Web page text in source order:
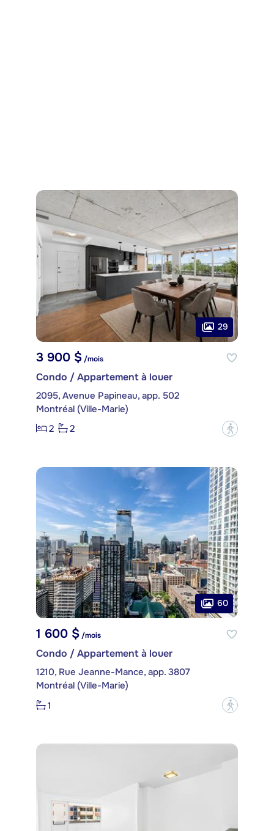
29
3 900 $ /mois
Condo / Appartement à louer
2095, Avenue Papineau, app. 502
Montréal (Ville-Marie)
2
2 ?
60
1 600 $/mois
Condo / Appartement à louer
1210, Rue Jeanne-Mance, app. 3807
Montréal (Ville-Marie)
1
?